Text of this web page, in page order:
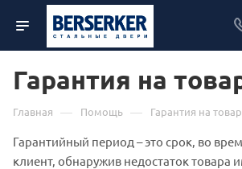
Гарантия на
Главная — Помощь — Гарантия на товар
Гарантийный период – это срок, во
клиент, обнаружив недостаток товара